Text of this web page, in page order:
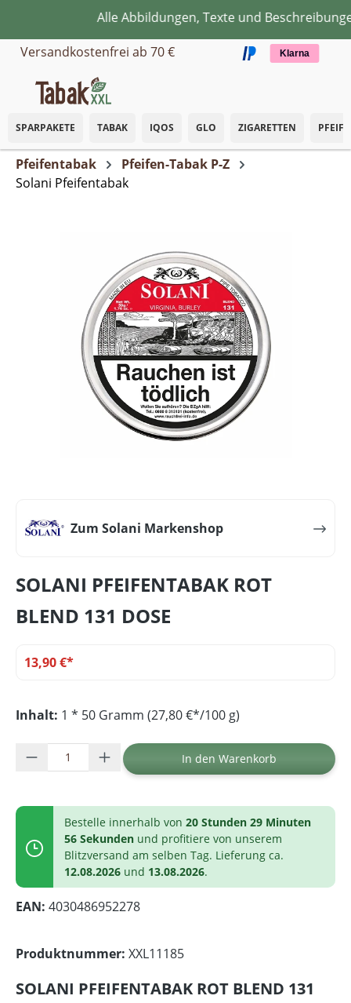
Zum Hauptinhalt springenAlle Abbildungen, Texte und
Versandkostenfrei ab 70 €
Klarna
SPARPAKETE TABAK IQOS GLO ZIGARETTEN
Pfeifentabak
Pfeifen-Tabak P-Z
Solani Pfeifentabak
Zum Solani Markenshop
SOLANI PFEIFENTABAK ROT
BLEND 131 DOSE
13,90 €*
Inhalt: 1 * 50 Gramm (27,80 €*/100 g)
Produkt Anzahl: Gib den gewünschten
In den Warenkorb
Bestelle innerhalb von 20 Stunden 29 Minuten
56 Sekunden und profitiere von unserem
Blitzversand am selben Tag. Lieferung ca.
12.08.2026 und 13.08.2026.
EAN: 4030486952278
Produktnummer: XXL11185
SOLANI PFEIFENTABAK ROT BLEND 131